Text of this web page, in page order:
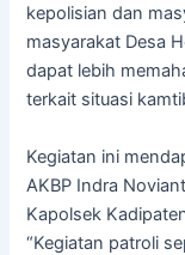
kepolisian dan
masyarakat Desa
dapat lebih
terkait situasi
Kegiatan ini
AKBP Indra
Kapolsek
“Kegiatan patroli